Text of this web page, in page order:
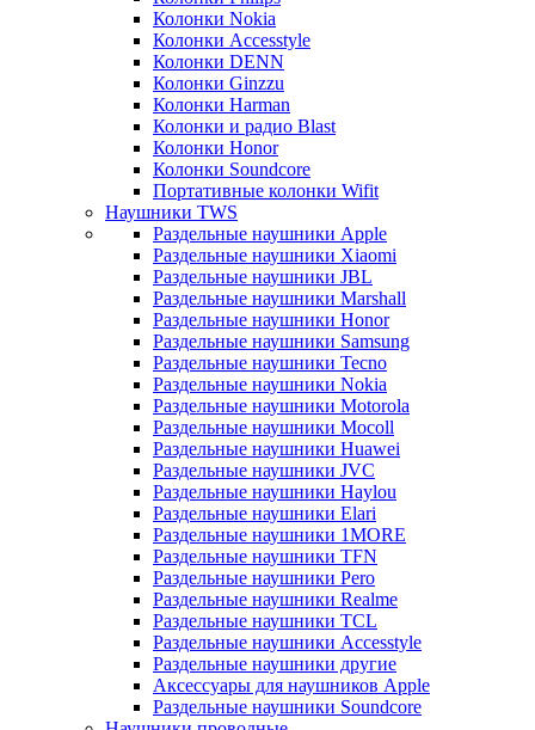
Колонки Nokia
Колонки Accesstyle
Колонки DENN
Колонки Ginzzu
Колонки Harman
Колонки и радио Blast
Колонки Honor
Колонки Soundcore
Портативные колонки Wifit
Наушники TWS
Раздельные наушники Apple
Раздельные наушники Xiaomi
Раздельные наушники JBL
Раздельные наушники Marshall
Раздельные наушники Honor
Раздельные наушники Samsung
Раздельные наушники Tecno
Раздельные наушники Nokia
Раздельные наушники Motorola
Раздельные наушники Mocoll
Раздельные наушники Huawei
Раздельные наушники JVC
Раздельные наушники Haylou
Раздельные наушники Elari
Раздельные наушники 1MORE
Раздельные наушники TFN
Раздельные наушники Pero
Раздельные наушники Realme
Раздельные наушники TCL
Раздельные наушники Accesstyle
Раздельные наушники другие
Аксессуары для наушников Apple
Раздельные наушники Soundcore